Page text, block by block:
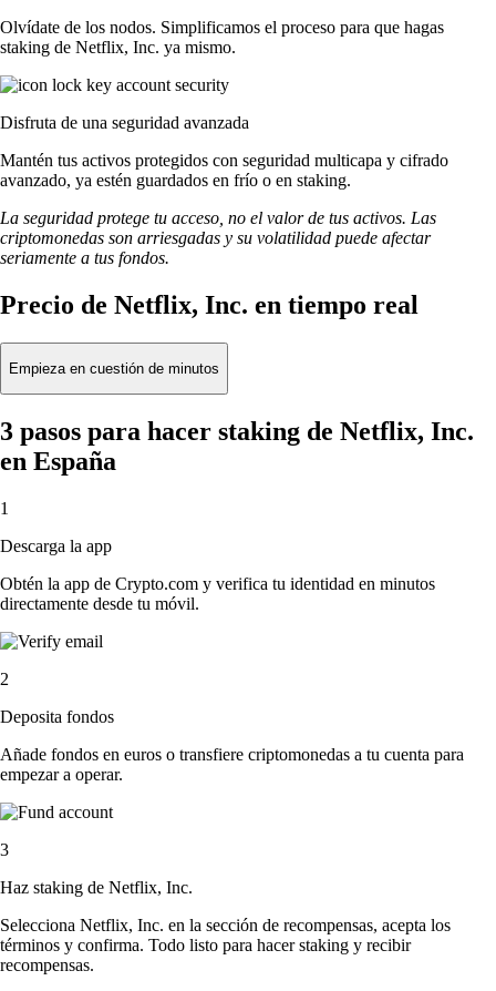
Olvídate de los nodos. Simplificamos el proceso para que hagas
staking de Netflix, Inc. ya mismo.
Disfruta de una seguridad avanzada
Mantén tus activos protegidos con seguridad multicapa y cifrado
avanzado, ya estén guardados en frío o en staking.
La seguridad protege tu acceso, no el valor de tus activos. Las
criptomonedas son arriesgadas y su volatilidad puede afectar
seriamente a tus fondos.
Precio de Netflix, Inc. en tiempo real
Empieza en cuestión de minutos
3 pasos para hacer staking de Netflix, Inc.
en España
1
Descarga la app
Obtén la app de Crypto.com y verifica tu identidad en minutos
directamente desde tu móvil.
2
Deposita fondos
Añade fondos en euros o transfiere criptomonedas a tu cuenta para
empezar a operar.
3
Haz staking de Netflix, Inc.
Selecciona Netflix, Inc. en la sección de recompensas, acepta los
términos y confirma. Todo listo para hacer staking y recibir
recompensas.